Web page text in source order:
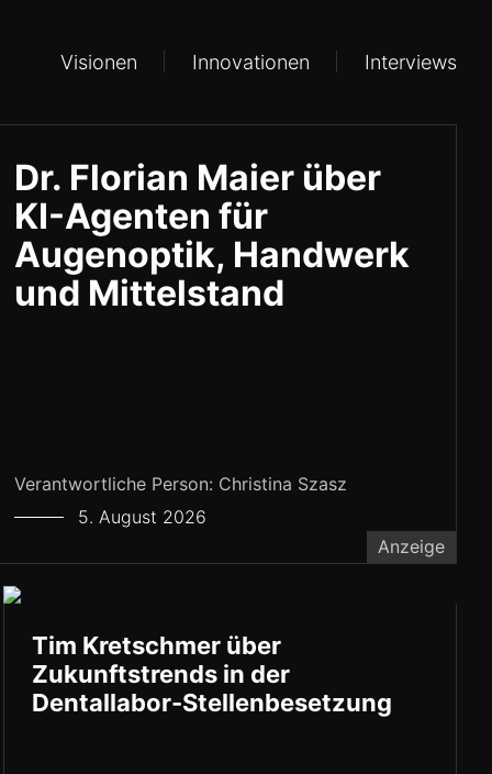
Visionen Innovationen Interviews
Dr. Florian Maier über
KI-Agenten für
Augenoptik, Handwerk
und Mittelstand
Verantwortliche Person: Christina Szasz
5. August 2026
Anzeige
Tim Kretschmer über
Zukunftstrends in der
Dentallabor-Stellenbesetzung